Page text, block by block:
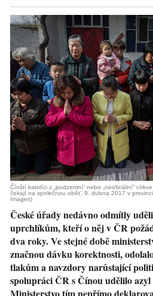
Čínští katolíci z „podzemní“ nebo „neoficiální“
čekají na společnou oběť, 9. dubna 2017 v
Images)
České úřady nedávno odmítly
uprchlíkům, kteří o něj v ČR
dva roky. Ve stejné době
značnou dávku korektnosti,
tlakům a navzdory narůstající
spolupráci ČR s Čínou udělilo azyl